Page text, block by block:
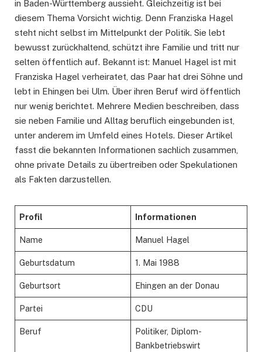
in Baden-Württemberg aussieht. Gleichzeitig ist bei
diesem Thema Vorsicht wichtig. Denn Franziska Hagel
steht nicht selbst im Mittelpunkt der Politik. Sie lebt
bewusst zurückhaltend, schützt ihre Familie und tritt nur
selten öffentlich auf. Bekannt ist: Manuel Hagel ist mit
Franziska Hagel verheiratet, das Paar hat drei Söhne und
lebt in Ehingen bei Ulm. Über ihren Beruf wird öffentlich
nur wenig berichtet. Mehrere Medien beschreiben, dass
sie neben Familie und Alltag beruflich eingebunden ist,
unter anderem im Umfeld eines Hotels. Dieser Artikel
fasst die bekannten Informationen sachlich zusammen,
ohne private Details zu übertreiben oder Spekulationen
als Fakten darzustellen.
Profil Informationen
Name Manuel Hagel
Geburtsdatum 1. Mai 1988
Geburtsort Ehingen an der Donau
Partei CDU
Beruf
Politiker, Diplom-
Bankbetriebswirt